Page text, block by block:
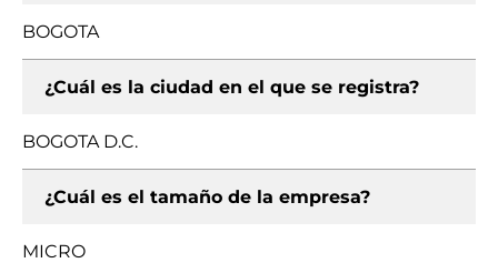
BOGOTA
¿Cuál es la ciudad en el que se registra?
BOGOTA D.C.
¿Cuál es el tamaño de la empresa?
MICRO